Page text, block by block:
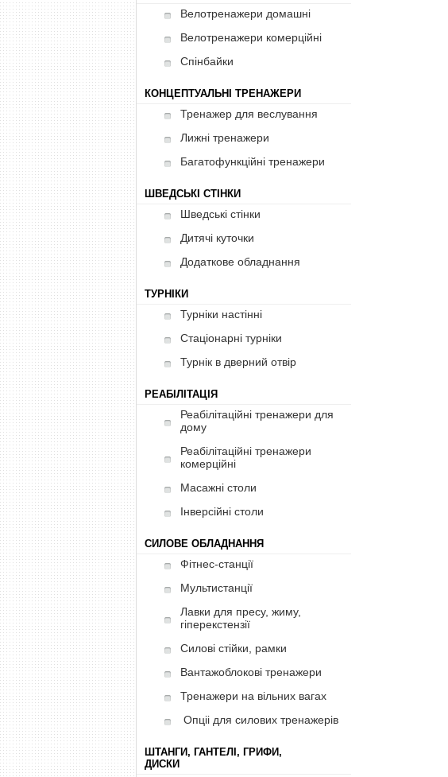
Велотренажери домашні
Велотренажери комерційні
Спінбайки
КОНЦЕПТУАЛЬНІ ТРЕНАЖЕРИ
Тренажер для веслування
Лижні тренажери
Багатофункційні тренажери
ШВЕДСЬКІ СТІНКИ
Шведські стінки
Дитячі куточки
Додаткове обладнання
ТУРНІКИ
Турніки настінні
Стаціонарні турніки
Турнік в дверний отвір
РЕАБІЛІТАЦІЯ
Реабілітаційні тренажери для
дому
Реабілітаційні тренажери
комерційні
Масажні столи
Інверсійні столи
СИЛОВЕ ОБЛАДНАННЯ
Фітнес-станції
Мультистанції
Лавки для пресу, жиму,
гіперекстензії
Силові стійки, рамки
Вантажоблокові тренажери
Тренажери на вільних вагах
Опціі для силових тренажерів
ШТАНГИ, ГАНТЕЛІ, ГРИФИ,
ДИСКИ